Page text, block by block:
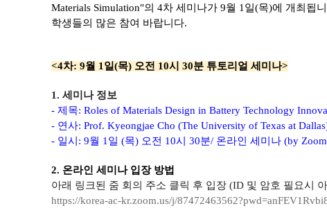
Materials Simulation"의 4차 세미나가 9월 1일(목)에 개최됩
학생들의 많은 참여 바랍니다.
<4차: 9월 1일(목) 오전 10시 30분 튜토리얼 세미나>
1. 세미나 정보
- 제목: Roles of Materials Design in Battery Technology
- 연사: Prof. Kyeongjae Cho (The University of Texas at
- 일시: 9월 1일 (목) 오전 10시 30분/ 온라인 세미나 (by
2. 온라인 세미나 입장 방법
아래 링크된 줌 회의 주소 클릭 후 입장 (ID 및 암호 필요시
https://korea-ac-kr.zoom.us/j/87472463562?pwd=